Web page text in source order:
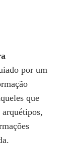
por um
que